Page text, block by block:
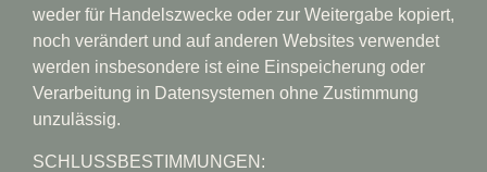
weder für Handelszwecke oder zur Weitergabe kopiert,
noch verändert und auf anderen Websites verwendet
werden insbesondere ist eine Einspeicherung oder
Verarbeitung in Datensystemen ohne Zustimmung
unzulässig.
SCHLUSSBESTIMMUNGEN: